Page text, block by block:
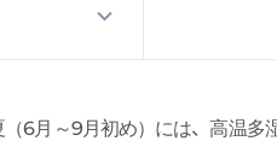
6月～9月初め）には、高温多